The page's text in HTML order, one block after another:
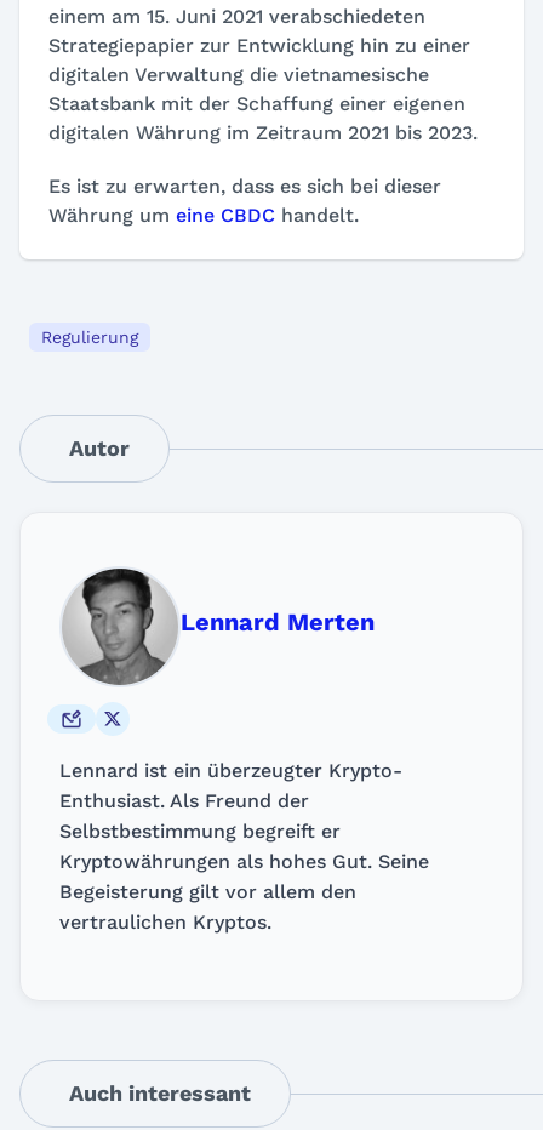
einem am 15. Juni 2021 verabschiedeten
Strategiepapier zur Entwicklung hin zu einer
digitalen Verwaltung die vietnamesische
Staatsbank mit der Schaffung einer eigenen
digitalen Währung im Zeitraum 2021 bis 2023.
Es ist zu erwarten, dass es sich bei dieser
Währung um eine CBDC handelt.
Regulierung
Autor
Lennard Merten
Lennard ist ein überzeugter Krypto-
Enthusiast. Als Freund der
Selbstbestimmung begreift er
Kryptowährungen als hohes Gut. Seine
Begeisterung gilt vor allem den
vertraulichen Kryptos.
Auch interessant